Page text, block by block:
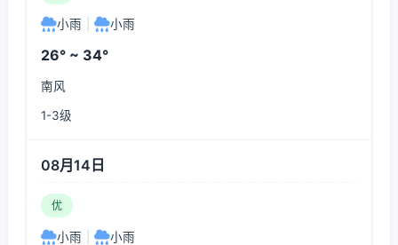
小雨 小雨
26° ~ 34°
南风
1-3级
08月14日
优
小雨 小雨